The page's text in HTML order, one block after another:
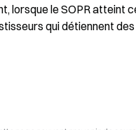
lorsque le SOPR atteint
qui détiennent